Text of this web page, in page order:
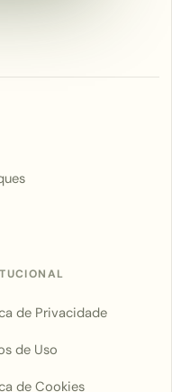
de Privacidade
de Uso
de Cookies